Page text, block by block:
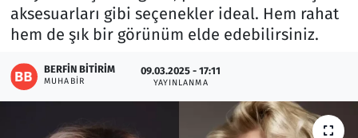
aksesuarları gibi seçenekler ideal. Hem rahat
hem de şık bir görünüm elde edebilirsiniz.
BERFIN BITIRIM
MUHABIR
09.03.2025 - 17:11
YAYINLANMA
Memur ve Kamu
Otomobil
Oyun